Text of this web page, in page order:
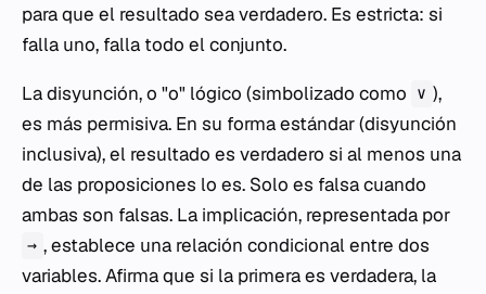
para que el resultado sea verdadero. Es estricta: si
falla uno, falla todo el conjunto.
La disyunción, o "o" lógico (simbolizado como ∨ ),
es más permisiva. En su forma estándar (disyunción
inclusiva), el resultado es verdadero si al menos una
de las proposiciones lo es. Solo es falsa cuando
ambas son falsas. La implicación, representada por
→ , establece una relación condicional entre dos
variables. Afirma que si la primera es verdadera, la